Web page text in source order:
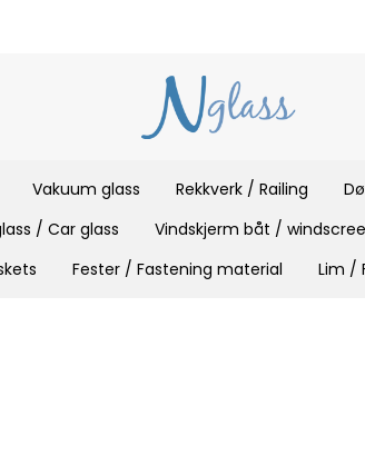
Vakuum glass Rekkverk / Railing
/ Car glass Vindskjerm båt /
Fester / Fastening material Lim /